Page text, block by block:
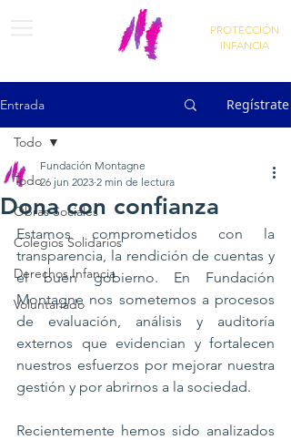
PROTECCIÓN
INFANCIA
Entrada Regístrate
Todo
Obras Sociales
Colegios Solidarios
Derechos Infancia
Voluntariado
Todo
Dona con confianza
Fundación Montagne
26 jun 2023 2 min de lectura
Estamos comprometidos con la
transparencia, la rendición de cuentas y
el buen gobierno. En Fundación
Montagne nos sometemos a procesos
de evaluación, análisis y auditoría
externos que evidencian y fortalecen
nuestros esfuerzos por mejorar nuestra
gestión y por abrirnos a la sociedad.
Recientemente hemos sido analizados